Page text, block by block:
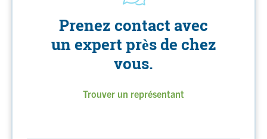
Prenez contact avec
un expert près de chez
vous.
Trouver un représentant